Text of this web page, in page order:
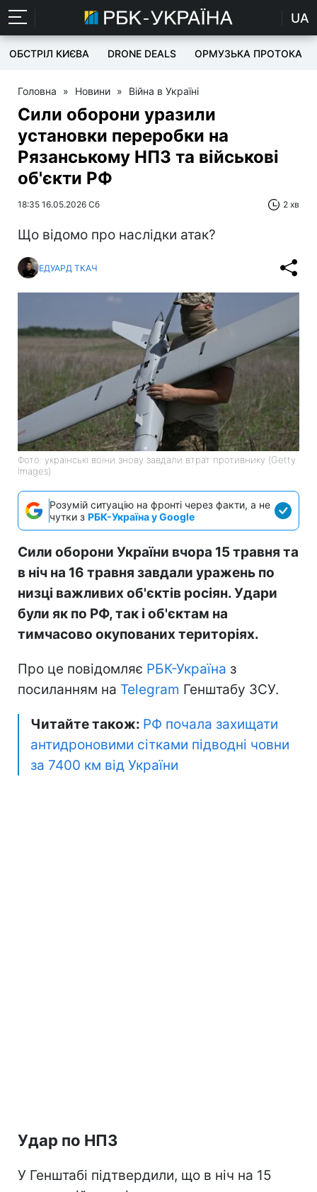
UA
ОБСТРІЛ КИЄВА DRONE DEALS ОРМУЗЬКА ПРОТОКА
Головна » Новини » Війна в Україні
Сили оборони уразили
установки переробки на
Рязанському НПЗ та військові
об'єкти РФ
18:35 16.05.2026 Сб 2 хв
Що відомо про наслідки атак?
ЕДУАРД ТКАЧ
Фото: українські воїни знову завдали втрат противнику (Getty
Images)
Розумій ситуацію на фронті через факти, а не
чутки з РБК-Україна у Google
Сили оборони України вчора 15 травня та
в ніч на 16 травня завдали уражень по
низці важливих об'єктів росіян. Удари
були як по РФ, так і об'єктам на
тимчасово окупованих територіях.
Про це повідомляє РБК-Україна з
посиланням на Telegram Генштабу ЗСУ.
Читайте також: РФ почала захищати
антидроновими сітками підводні човни
за 7400 км від України
Удар по НПЗ
У Генштабі підтвердили, що в ніч на 15